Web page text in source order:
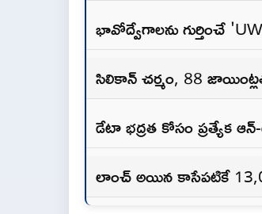
భావోద్వేగాలను గుర్తించే
సిలికాన్ చర్మం, 88
డేటా భద్రత కోసం ప్రత్యేక
లాంచ్ అయిన కాసేపటికే